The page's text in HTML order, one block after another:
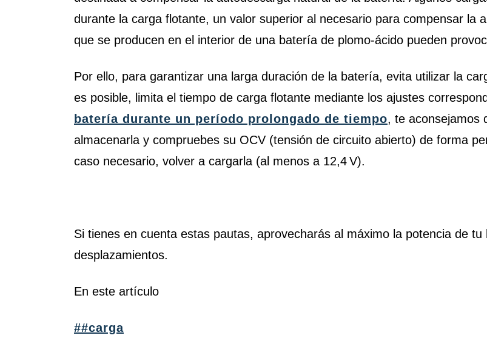
durante la carga flotante, un valor superior al necesario para compensar la
que se producen en el interior de una batería de plomo-ácido pueden
Por ello, para garantizar una larga duración de la batería, evita utilizar la
es posible, limita el tiempo de carga flotante mediante los ajustes
batería durante un período prolongado de tiempo, te aconsejamos
almacenarla y compruebes su OCV (tensión de circuito abierto) de forma
caso necesario, volver a cargarla (al menos a 12,4 V).
Si tienes en cuenta estas pautas, aprovecharás al máximo la potencia de
desplazamientos.
En este artículo
##carga